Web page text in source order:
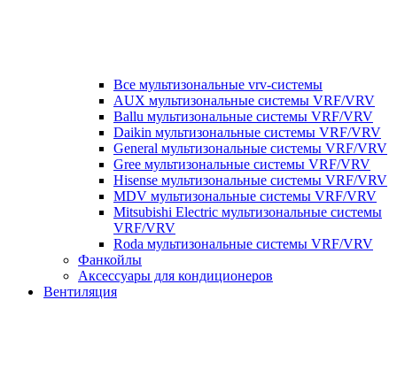
Все мультизональные vrv-системы
AUX мультизональные системы VRF/VRV
Ballu мультизональные системы VRF/VRV
Daikin мультизональные системы VRF/VRV
General мультизональные системы VRF/VRV
Gree мультизональные системы VRF/VRV
Hisense мультизональные системы VRF/VRV
MDV мультизональные системы VRF/VRV
Mitsubishi Electric мультизональные системы
VRF/VRV
Roda мультизональные системы VRF/VRV
Фанкойлы
Аксессуары для кондиционеров
Вентиляция